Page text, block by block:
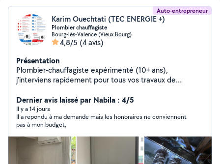
Auto-entrepreneur
Karim Ouechtati (TEC ENERGIE +)
Plombier chauffagiste
Bourg-lès-Valence (Vieux Bourg)
4,8/5 (4 avis)
Présentation
Plombier-chauffagiste expérimenté (10+ ans),
j'interviens rapidement pour tous vos travaux de
rénovation et entretien réalisés avec professionnalisme.
Travail soigné, tarifs transparents et devis gratuit. Faites
appel à un artisan de confiance !
Dernier avis laissé par Nabila : 4/5
Il y a 14 jours
Il a repondu à ma demande mais les honoraires ne conviennent
pas à mon budget,